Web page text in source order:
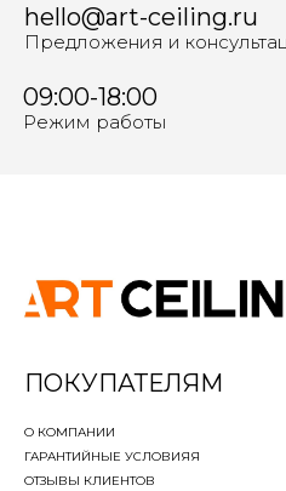
hello@art-ceiling.ru
Предложения и
09:00-18:00
Режим работы
ПОКУПАТЕЛЯМ
О КОМПАНИИ
ГАРАНТИЙНЫЕ УСЛОВИЯЯ
ОТЗЫВЫ КЛИЕНТОВ